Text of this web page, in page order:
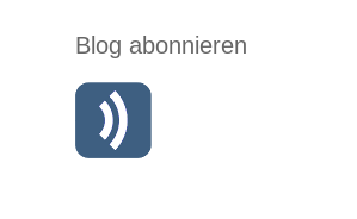
Blog abonnieren